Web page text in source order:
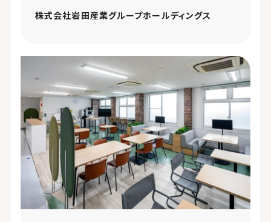
株式会社岩田産業グループホールディングス